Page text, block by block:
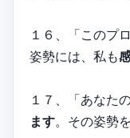
１６、「このプ
姿勢には、私も
１７、「あなた
ます。その姿勢